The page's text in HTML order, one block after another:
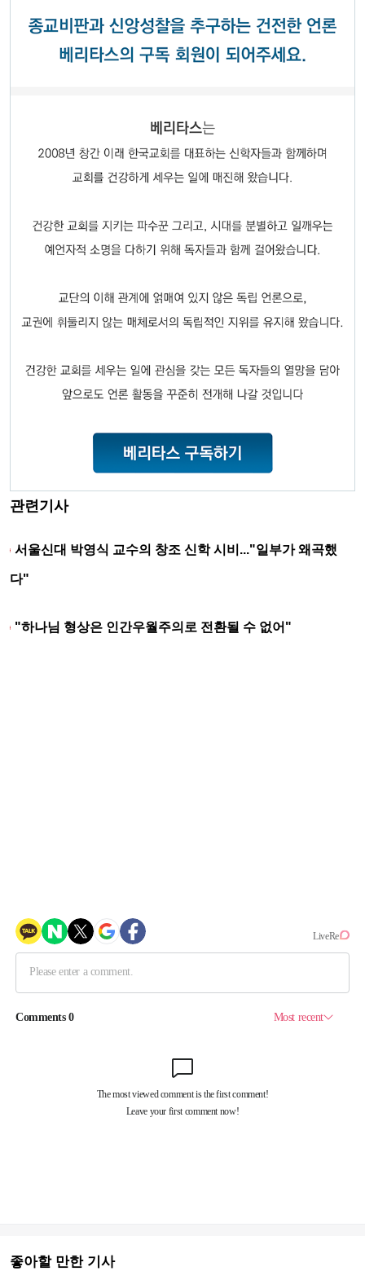
관련기사
서울신대 박영식 교수의 창조 신학 시비..."일부가 왜곡했
다"
"하나님 형상은 인간우월주의로 전환될 수 없어"
좋아할 만한 기사